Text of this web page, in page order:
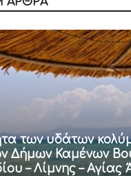
των υδάτων
Δήμων Καμένων
– Λίμνης – Αγίας